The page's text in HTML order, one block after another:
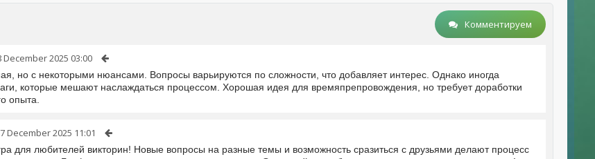
Комментируем
December 2025 03:00
но с некоторыми нюансами. Вопросы варьируются по сложности, что добавляет интерес. Однако иногда
которые мешают наслаждаться процессом. Хорошая идея для времяпрепровождения, но требует доработки
опыта.
December 2025 11:01
для любителей викторин! Новые вопросы на разные темы и возможность сразиться с друзьями делают процесс